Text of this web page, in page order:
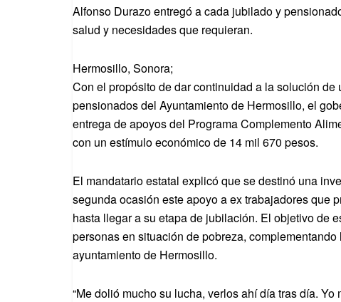
Alfonso Durazo entregó a cada jubilado y
salud y necesidades que requieran.
Hermosillo, Sonora;
Con el propósito de dar continuidad a la solución
pensionados del Ayuntamiento de Hermosillo, el
entrega de apoyos del Programa Complemento
con un estímulo económico de 14 mil 670 pesos.
El mandatario estatal explicó que se destinó una
segunda ocasión este apoyo a ex trabajadores que
hasta llegar a su etapa de jubilación. El objetivo de
personas en situación de pobreza,
ayuntamiento de Hermosillo.
“Me dolió mucho su lucha, verlos ahí día tras día.